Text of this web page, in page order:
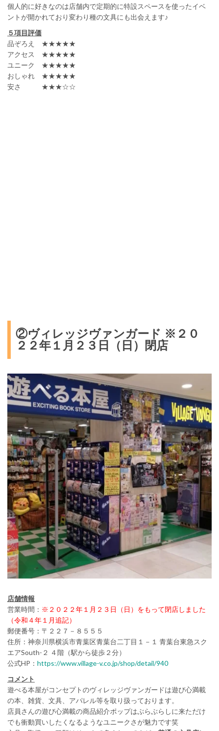
個人的に好きなのは店舗内で定期的に特設スペースを使ったイベ
ントが開かれており変わり種の文具にも出会えます♪
５項目評価
品ぞろえ ★★★★★
アクセス ★★★★★
ユニーク ★★★★★
おしゃれ ★★★★★
安さ ★★★☆☆
②ヴィレッジヴァンガード ※２０
２２年１月２３日（日）閉店
店舗情報
営業時間： ※２０２２年１月２３日（日）をもって閉店しました
（令和４年１月追記）
郵便番号：〒２２７－８５５５
住所：神奈川県横浜市青葉区青葉台二丁目１－１ 青葉台東急スク
エアSouth-２ ４階（駅から徒歩２分）
公式HP： https://www.village-v.co.jp/shop/detail/940
コメント
遊べる本屋がコンセプトのヴィレッジヴァンガードは遊び心満載
の本、雑貨、文具、アパレル等を取り扱っております。
店員さんの遊び心満載の商品紹介ポップはぶらぶらしに来ただけ
でも衝動買いしたくなるようなユニークさが魅力です笑